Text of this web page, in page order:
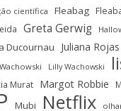
científica Fleabag
Greta Gerwig
Ducournau Juliana Rojas
Lilly Wachowski
Murat Margot Robbie
Mubi Netflix